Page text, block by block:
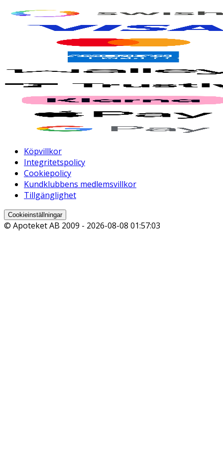
Köpvillkor
Integritetspolicy
Cookiepolicy
Kundklubbens medlemsvillkor
Tillgänglighet
Cookieinställningar
© Apoteket AB 2009 - 2026-08-08 01:57:03